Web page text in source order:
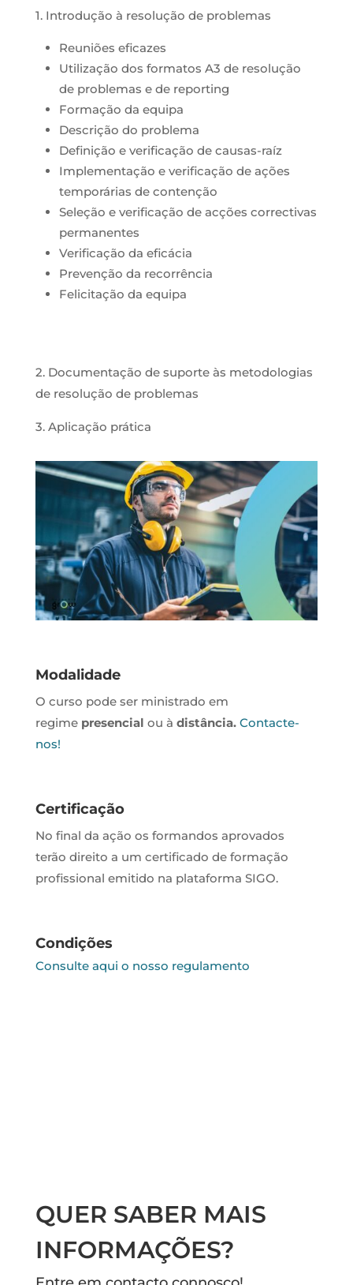
1. Introdução à resolução de problemas
Reuniões eficazes
Utilização dos formatos A3 de resolução
de problemas e de reporting
Formação da equipa
Descrição do problema
Definição e verificação de causas-raíz
Implementação e verificação de ações
temporárias de contenção
Seleção e verificação de acções correctivas
permanentes
Verificação da eficácia
Prevenção da recorrência
Felicitação da equipa
2. Documentação de suporte às metodologias
de resolução de problemas
3. Aplicação prática
Modalidade
O curso pode ser ministrado em
regime presencial ou à distância. Contacte-
nos!
Certificação
No final da ação os formandos aprovados
terão direito a um certificado de formação
profissional emitido na plataforma SIGO.
Condições
Consulte aqui o nosso regulamento
QUER SABER MAIS
INFORMAÇÕES?